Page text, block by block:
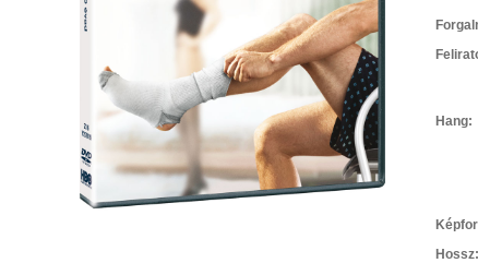
Hang:
Hossz: